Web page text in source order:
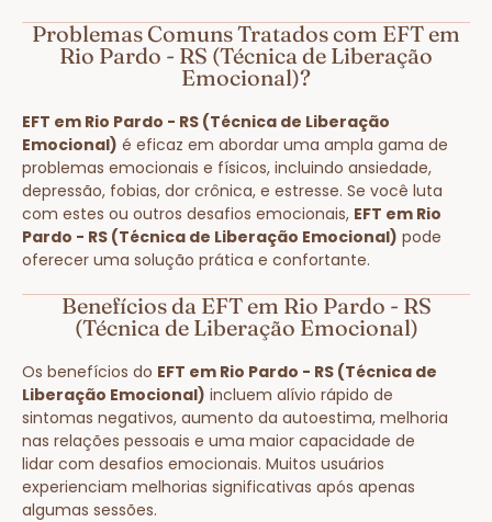
Problemas Comuns Tratados com EFT em
Rio Pardo - RS (Técnica de Liberação
Emocional)?
EFT em Rio Pardo - RS (Técnica de Liberação
Emocional) é eficaz em abordar uma ampla gama de
problemas emocionais e físicos, incluindo ansiedade,
depressão, fobias, dor crônica, e estresse. Se você luta
com estes ou outros desafios emocionais, EFT em Rio
Pardo - RS (Técnica de Liberação Emocional) pode
oferecer uma solução prática e confortante.
Benefícios da EFT em Rio Pardo - RS
(Técnica de Liberação Emocional)
Os benefícios do EFT em Rio Pardo - RS (Técnica de
Liberação Emocional) incluem alívio rápido de
sintomas negativos, aumento da autoestima, melhoria
nas relações pessoais e uma maior capacidade de
lidar com desafios emocionais. Muitos usuários
experienciam melhorias significativas após apenas
algumas sessões.